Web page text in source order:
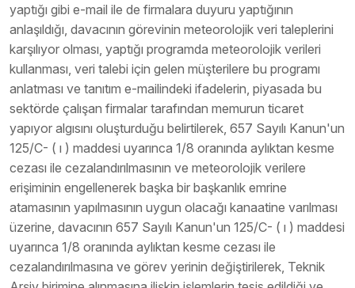
yaptığı gibi e-mail ile de firmalara duyuru yaptığının
anlaşıldığı, davacının görevinin meteorolojik veri taleplerini
karşılıyor olması, yaptığı programda meteorolojik verileri
kullanması, veri talebi için gelen müşterilere bu programı
anlatması ve tanıtım e-mailindeki ifadelerin, piyasada bu
sektörde çalışan firmalar tarafından memurun ticaret
yapıyor algısını oluşturduğu belirtilerek, 657 Sayılı Kanun'un
125/C- ( ı ) maddesi uyarınca 1/8 oranında aylıktan kesme
cezası ile cezalandırılmasının ve meteorolojik verilere
erişiminin engellenerek başka bir başkanlık emrine
atamasının yapılmasının uygun olacağı kanaatine varılması
üzerine, davacının 657 Sayılı Kanun'un 125/C- ( ı ) maddesi
uyarınca 1/8 oranında aylıktan kesme cezası ile
cezalandırılmasına ve görev yerinin değiştirilerek, Teknik